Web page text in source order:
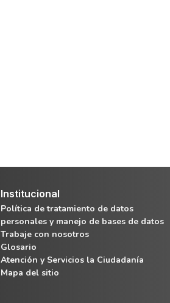
Institucional
Política de tratamiento de datos
personales y manejo de bases de datos
Trabaje con nosotros
Glosario
Atención y Servicios la Ciudadanía
Mapa del sitio